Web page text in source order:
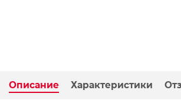
Описание Характеристики